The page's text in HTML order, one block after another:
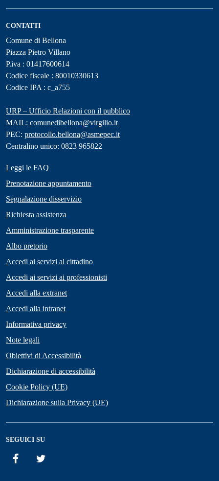
CONTATTI
Comune di Bellona
Piazza Pietro Villano
P.iva : 01417600614
Codice fiscale : 80010330613
Codice IPA : c_a755
URP – Ufficio Relazioni con il pubblico
MAIL: comunedibellona@virgilio.it
PEC: protocollo.bellona@asmepec.it
Centralino unico: 0823 965822
Leggi le FAQ
Prenotazione appuntamento
Segnalazione disservizio
Richiesta assistenza
Amministrazione trasparente
Albo pretorio
Accedi ai servizi al cittadino
Accedi ai servizi ai professionisti
Accedi alla extranet
Accedi alla intranet
Informativa privacy
Note legali
Obiettivi di Accessibilità
Dichiarazione di accessibilità
Cookie Policy (UE)
Dichiarazione sulla Privacy (UE)
SEGUICI SU
Facebook